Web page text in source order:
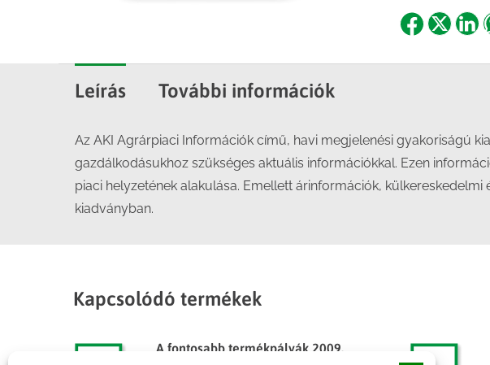
ShareShare
Leírás További információk
Az AKI Agrárpiaci Információk című, havi megjelenési gyakoriságú
gazdálkodásukhoz szükséges aktuális információkkal. Ezen
piaci helyzetének alakulása. Emellett árinformációk,
kiadványban.
Kapcsolódó termékek
A fontosabb termékpályák 2009.